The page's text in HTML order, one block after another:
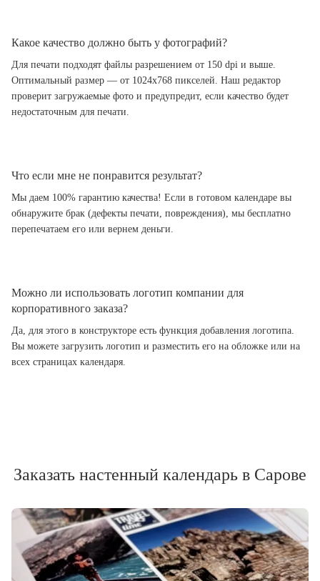
Какое качество должно быть у фотографий?
Для печати подходят файлы разрешением от 150 dpi и выше.
Оптимальный размер — от 1024x768 пикселей. Наш редактор
проверит загружаемые фото и предупредит, если качество будет
недостаточным для печати.
Что если мне не понравится результат?
Мы даем 100% гарантию качества! Если в готовом календаре вы
обнаружите брак (дефекты печати, повреждения), мы бесплатно
перепечатаем его или вернем деньги.
Можно ли использовать логотип компании для
корпоративного заказа?
Да, для этого в конструкторе есть функция добавления логотипа.
Вы можете загрузить логотип и разместить его на обложке или на
всех страницах календаря.
Заказать настенный календарь в Сарове